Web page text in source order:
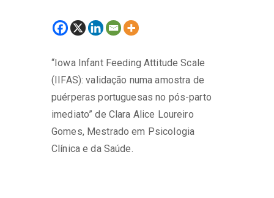
“Iowa Infant Feeding Attitude Scale
(IIFAS): validação numa amostra de
puérperas portuguesas no pós-parto
imediato” de Clara Alice Loureiro
Gomes, Mestrado em Psicologia
Clínica e da Saúde.